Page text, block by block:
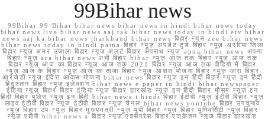
99Bihar news
99Bihar 99 Bihar bihar news bihar news in hindi bihar news today
bihar news live bihar news aaj tak bihar news today in hindi etv bihar
news aaj ka bihar news jharkhand bihar news बिहार न्यूस zee bihar news
bihar news today in hindi patna बिहार न्यूज़ अपडेट टुडे बिहार न्यूज़ अररिया जिला
बिहार न्यूज़ अमर उजाला बिहार न्यूज़ अलर्ट बिहार अपराध न्यूज़ apna bihar news अपना
बिहार न्यूज़ ara bihar news अभी बिहार bihar न्यूज़ आज तक बिहार न्यूज़ आज तक
बिहार न्यूज़ आज का बिहार न्यूज़ आज तक 2021 बिहार न्यूज़ आज तक वीडियो में बिहार
न्यूज़ आज के बिहार न्यूज़ आज का ताजा बिहार न्यूज़ आवास योजना बिहार न्यूज़ आरा बिहार
आरजेडी न्यूज़ इंदिरा आवास योजना bihar news बिहार न्यूज़ इन हिंदी बिहार न्यूज़ इन हिंदी
हिंदुस्तान बिहार न्यूज़ इलेक्शन bihar news e paper in hindi bihar newspaper
इंडिया न्यूज़ बिहार बिहार इंडिया न्यूज़ बिहार झारखंड न्यूज़ इन हिंदी बिहार मौसम न्यूज़ इन
हिंदी बिहार पुलिस न्यूज़ इन हिंदी bihar news i hindi बिहार ईटीवी न्यूज़ ईटीवी बिहार न्यूज़
लाइव ईटीवी बिहार न्यूज़ ईटीवी बिहार न्यूज़ चैनल bihar news youtube बिहार उपचुनाव
न्यूज़ बिहार उप न्यूज़ बिहार मुख्यमंत्री न्यूज़ यूपी बिहार न्यूज़ बिहार यूनिवर्सिटी न्यूज़ बिहार
न्यूज़ एबीपी bihar news a बिहार न्यूज़ एक्सप्रेस बिहार एजुकेशन न्यूज़ बिहार झारखंड